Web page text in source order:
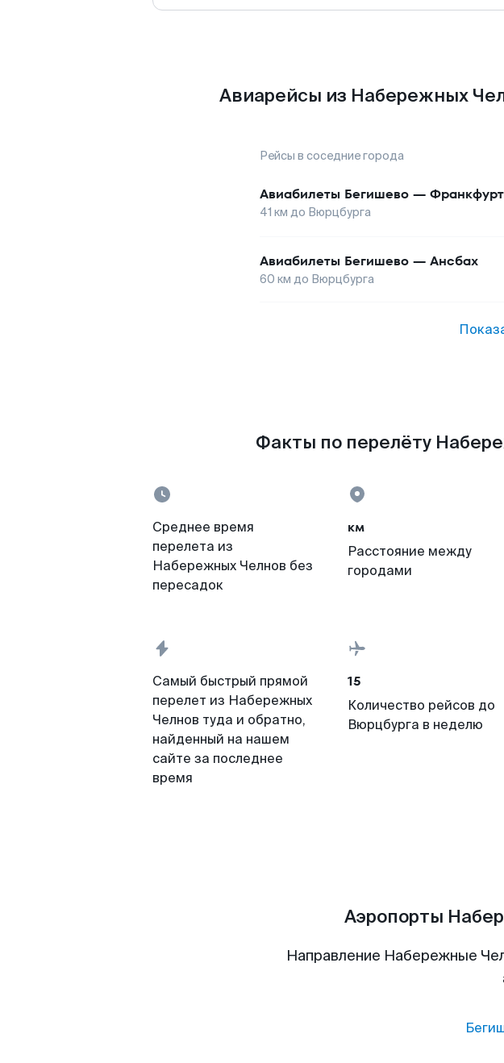
Авиарейсы из Набережных
Рейсы в соседние города
Авиабилеты Бегишево — Франкфурт
41 км до Вюрцбурга
Авиабилеты Бегишево — Ансбах
60 км до Вюрцбурга
Факты по перелёту
Среднее время
перелета из
Набережных Челнов без
пересадок
км
Расстояние между
городами
Самый быстрый прямой
перелет из Набережных
Челнов туда и обратно,
найденный на нашем
сайте за последнее
время
15
Количество рейсов до
Вюрцбурга в неделю
Аэропорты
Направление Набережные